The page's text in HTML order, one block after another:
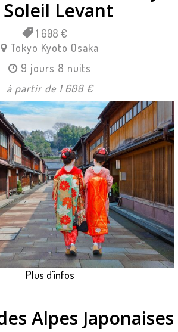
Levant
1 608 €
Tokyo Kyoto Osaka
9 jours 8 nuits
à partir de 1 608 €
Plus d'infos
Alpes Japonaises